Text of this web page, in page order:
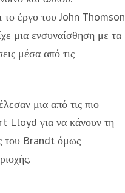
το έργο του John Thomson
μια ενσυναίσθηση με τα
μέσα από τις
μια από τις πιο
Lloyd για να κάνουν τη
του Brandt όμως